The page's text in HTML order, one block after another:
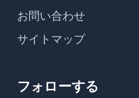
お問い合わせ
サイトマップ
フォローする